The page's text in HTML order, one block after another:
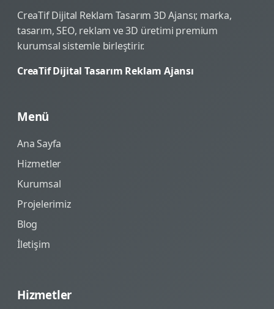
CreaTif Dijital Reklam Tasarım 3D Ajansı; marka,
tasarım, SEO, reklam ve 3D üretimi premium
kurumsal sistemle birleştirir.
CreaTif Dijital Tasarım Reklam Ajansı
Menü
Ana Sayfa
Hizmetler
Kurumsal
Projelerimiz
Blog
İletişim
Hizmetler